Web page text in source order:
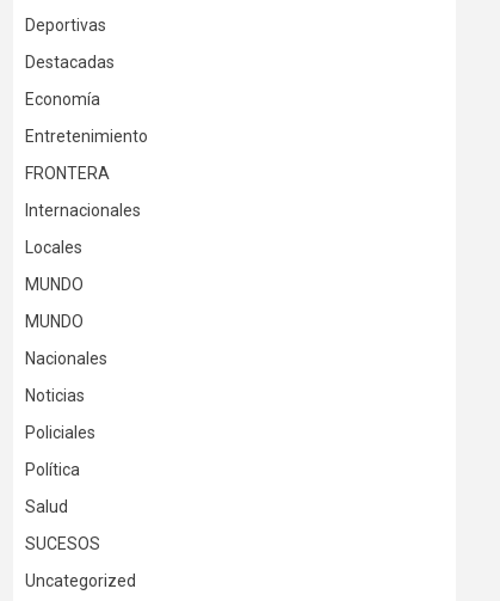
Deportivas
Destacadas
Economía
Entretenimiento
FRONTERA
Internacionales
Locales
MUNDO
MUNDO
Nacionales
Noticias
Policiales
Política
Salud
SUCESOS
Uncategorized